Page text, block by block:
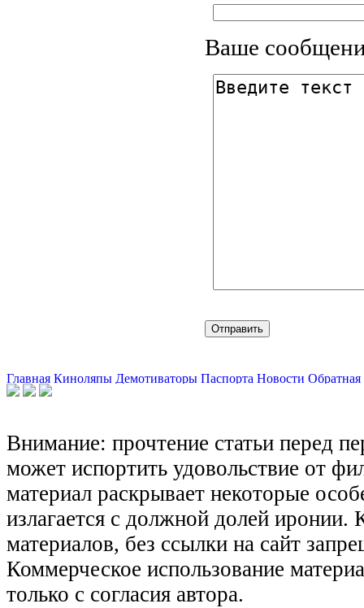
Ваше
Главная Киноляпы Демотиваторы Паспорта Новости Обратная
Внимание: прочтение статьи перед
может испортить удовольствие от
материал раскрывает некоторые
излагается с должной долей иронии.
материалов, без ссылки на сайт
Коммерческое использование
только с согласия автора.